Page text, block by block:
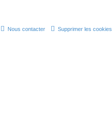
Supprimer les cookies
Nous contacter